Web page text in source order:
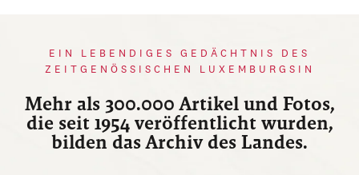
EIN LEBENDIGES GEDÄCHTNIS DES
ZEITGENÖSSISCHEN LUXEMBURGSIN
Mehr als 300.000 Artikel und Fotos,
die seit 1954 veröffentlicht wurden,
bilden das Archiv des Landes.